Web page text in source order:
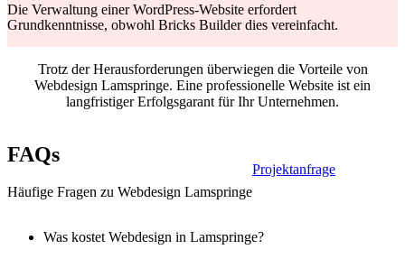
Die Verwaltung einer WordPress-Website erfordert
Grundkenntnisse, obwohl Bricks Builder dies vereinfacht.
Trotz der Herausforderungen überwiegen die Vorteile von
Webdesign Lamspringe. Eine professionelle Website ist ein
langfristiger Erfolgsgarant für Ihr Unternehmen.
FAQs
Häufige Fragen zu Webdesign Lamspringe
Projektanfrage
Was kostet Webdesign in Lamspringe?